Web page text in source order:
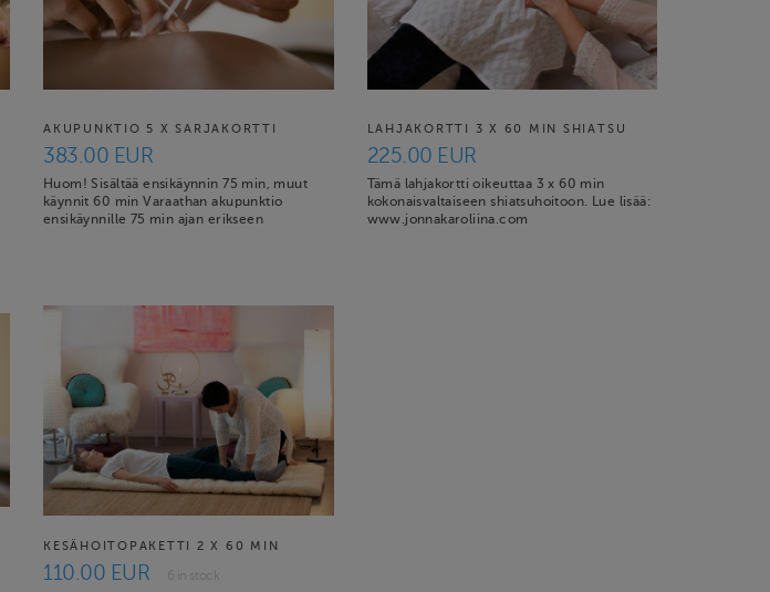
AKUPUNKTIO 5 X SARJAKORTTI
383.00 EUR
Huom! Sisältää ensikäynnin 75 min, muut
käynnit 60 min Varaathan akupunktio
ensikäynnille 75 min ajan erikseen
LAHJAKORTTI 3 X 60 MIN SHIATSU
225.00 EUR
Tämä lahjakortti oikeuttaa 3 x 60 min
kokonaisvaltaiseen shiatsuhoitoon. Lue lisää:
www.jonnakaroliina.com
KESÄHOITOPAKETTI 2 X 60 MIN
110.00 EUR 6 in stock